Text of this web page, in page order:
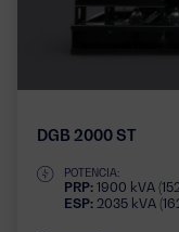
DGB 2000 ST
POTENCIA:
PRP: 1900 kVA
ESP: 2035 kVA